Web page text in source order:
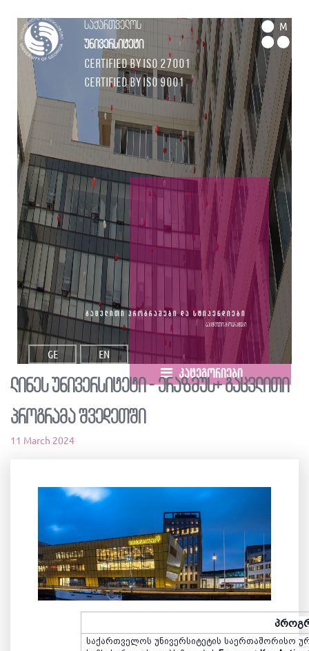
საქართველოს
უნივერსიტეტი
Certified by ISO 27001
Certified by ISO 9001
M
GE EN
გაცვლითი პროგრამები და სტიპენდიები
გაცვლითი პროგრამები
კატეგორიები
ლინეს უნივერსიტეტი - ერაზმუს+ გაცვლითი
პროგრამა შვედეთში
11 March 2024
საქართველოს უნივერსიტეტის საერთაშორისო